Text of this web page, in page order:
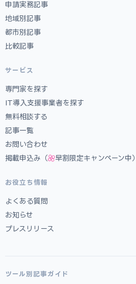
申請実務記事
地域別記事
都市別記事
比較記事
サービス
専門家を探す
IT導入支援事業者を探す
無料相談する
記事一覧
お問い合わせ
掲載申込み（
早割限定キャンペーン中）
お役立ち情報
よくある質問
お知らせ
プレスリリース
ツール別記事ガイド